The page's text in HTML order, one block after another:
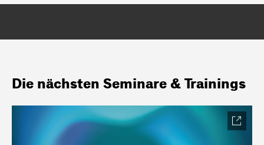
Die nächsten Seminare & Trainings